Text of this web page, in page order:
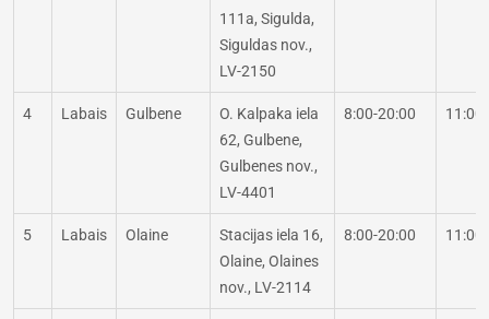
111a, Sigulda,
Siguldas nov.,
LV-2150
4 Labais Gulbene
O. Kalpaka iela
62, Gulbene,
Gulbenes nov.,
LV-4401
8:00-20:00
5 Labais Olaine
Stacijas iela 16,
Olaine, Olaines
nov., LV-2114
8:00-20:00